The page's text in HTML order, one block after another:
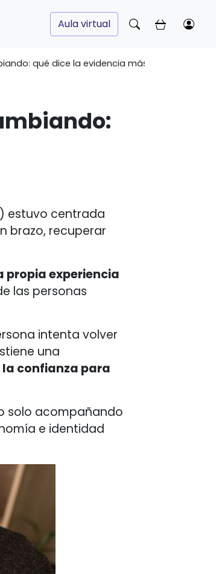
Aula virtual
qué dice la evidencia más reciente
estuvo centrada
brazo, recuperar
propia experiencia
las personas
intenta volver
una
confianza para
solo acompañando
e identidad